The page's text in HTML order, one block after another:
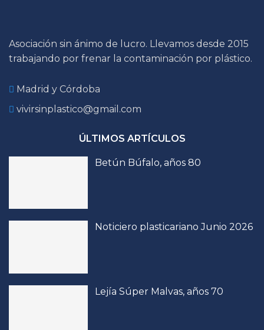
Asociación sin ánimo de lucro. Llevamos desde 2015
trabajando por frenar la contaminación por plástico.
Madrid y Córdoba
vivirsinplastico@gmail.com
ÚLTIMOS ARTÍCULOS
Betún Búfalo, años 80
Noticiero plasticariano Junio 2026
Lejía Súper Malvas, años 70